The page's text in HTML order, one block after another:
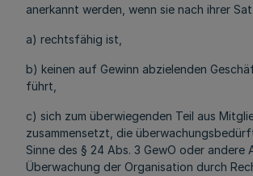
anerkannt werden, wenn sie nach ihrer
a) rechtsfähig ist,
b) keinen auf Gewinn abzielenden
führt,
c) sich zum überwiegenden Teil aus
zusammensetzt, die
Sinne des § 24 Abs. 3 GewO oder andere
Überwachung der Organisation durch